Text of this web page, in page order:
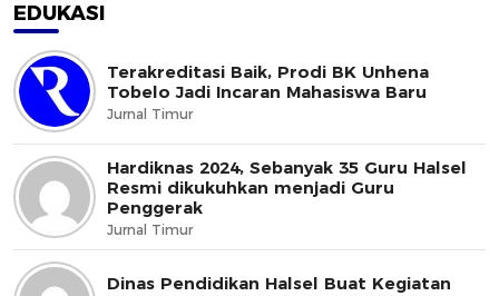
EDUKASI
Terakreditasi Baik, Prodi BK Unhena
Tobelo Jadi Incaran Mahasiswa Baru
Jurnal Timur
Hardiknas 2024, Sebanyak 35 Guru Halsel
Resmi dikukuhkan menjadi Guru
Penggerak
Jurnal Timur
Dinas Pendidikan Halsel Buat Kegiatan